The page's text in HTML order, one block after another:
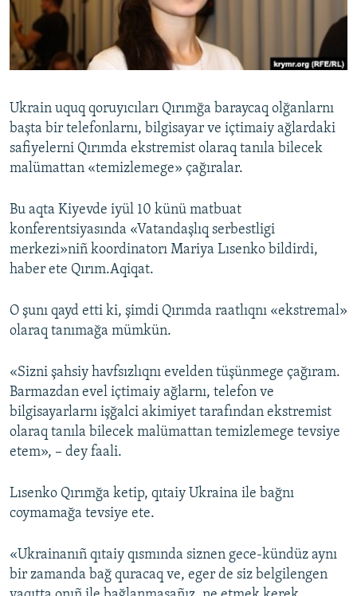
Русский
Українською
RFE/RS bütün saytları
Ukrain uquq qoruyıcıları Qırımğa baraycaq olğanlarnı
başta bir telefonlarnı, bilgisayar ve içtimaiy ağlardaki
safiyelerni Qırımda ekstremist olaraq tanıla bilecek
malümattan «temizlemege» çağıralar.
Bu aqta Kiyevde iyül 10 künü matbuat
konferentsiyasında «Vatandaşlıq serbestligi
merkezi»niñ koordinatorı Mariya Lısenko bildirdi,
haber ete Qırım.Aqiqat.
O şunı qayd etti ki, şimdi Qırımda raatlıqnı «ekstremal»
olaraq tanımağa mümkün.
«Sizni şahsiy havfsızlıqnı evelden tüşünmege çağıram.
Barmazdan evel içtimaiy ağlarnı, telefon ve
bilgisayarlarnı işğalci akimiyet tarafından ekstremist
olaraq tanıla bilecek malümattan temizlemege tevsiye
etem», – dey faali.
Lısenko Qırımğa ketip, qıtaiy Ukraina ile bağnı
coymamağa tevsiye ete.
«Ukrainanıñ qıtaiy qısmında siznen gece-kündüz aynı
bir zamanda bağ quracaq ve, eger de siz belgilengen